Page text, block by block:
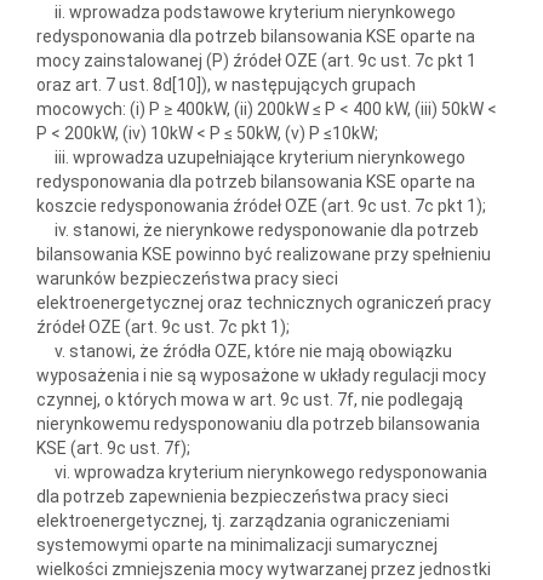
ii. wprowadza podstawowe kryterium nierynkowego
redysponowania dla potrzeb bilansowania KSE oparte na
mocy zainstalowanej (P) źródeł OZE (art. 9c ust. 7c pkt 1
oraz art. 7 ust. 8d[10]), w następujących grupach
mocowych: (i) P ≥ 400kW, (ii) 200kW ≤ P < 400 kW, (iii) 50kW <
P < 200kW, (iv) 10kW < P ≤ 50kW, (v) P ≤10kW;
iii. wprowadza uzupełniające kryterium nierynkowego
redysponowania dla potrzeb bilansowania KSE oparte na
koszcie redysponowania źródeł OZE (art. 9c ust. 7c pkt 1);
iv. stanowi, że nierynkowe redysponowanie dla potrzeb
bilansowania KSE powinno być realizowane przy spełnieniu
warunków bezpieczeństwa pracy sieci
elektroenergetycznej oraz technicznych ograniczeń pracy
źródeł OZE (art. 9c ust. 7c pkt 1);
v. stanowi, że źródła OZE, które nie mają obowiązku
wyposażenia i nie są wyposażone w układy regulacji mocy
czynnej, o których mowa w art. 9c ust. 7f, nie podlegają
nierynkowemu redysponowaniu dla potrzeb bilansowania
KSE (art. 9c ust. 7f);
vi. wprowadza kryterium nierynkowego redysponowania
dla potrzeb zapewnienia bezpieczeństwa pracy sieci
elektroenergetycznej, tj. zarządzania ograniczeniami
systemowymi oparte na minimalizacji sumarycznej
wielkości zmniejszenia mocy wytwarzanej przez jednostki